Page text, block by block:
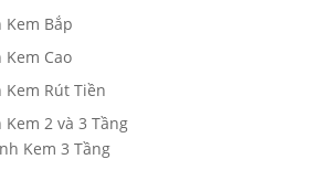
Kem Bắp
Kem Cao
Kem Rút Tiền
Kem 2 và 3 Tầng
Kem 3 Tầng